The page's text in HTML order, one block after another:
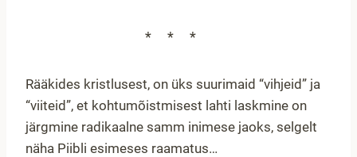
***
Rääkides kristlusest, on üks suurimaid “vihjeid” ja
“viiteid”, et kohtumõistmisest lahti laskmine on
järgmine radikaalne samm inimese jaoks, selgelt
näha Piibli esimeses raamatus…